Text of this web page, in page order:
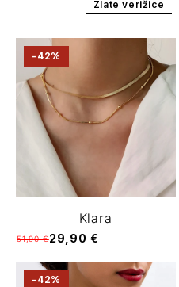
Zlate verižice
-42%
Klara
51,90 €29,90 €
-42%